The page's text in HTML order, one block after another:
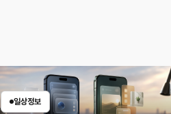
일상정보